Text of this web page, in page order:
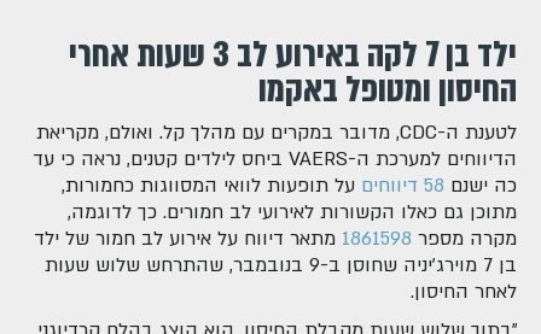
ילד בן 7 לקה באירוע לב 3 שעות אחרי
החיסון ומטופל באקמו
לטענת ה-CDC, מדובר במקרים עם מהלך קל. ואולם, מקריאת
הדיווחים למערכת ה-VAERS ביחס לילדים קטנים, נראה כי עד
כה ישנם 58 דיווחים
על תופעות לוואי המסווגות כחמורות,
מתוכן גם כאלו הקשורות לאירועי לב חמורים. כך לדוגמה,
מקרה מספר 1861598 מתאר דיווח על אירוע לב חמור של ילד
בן 7 מוירג'יניה שחוסן ב-9 בנובמבר, שהתרחש שלוש שעות
לאחר החיסון.